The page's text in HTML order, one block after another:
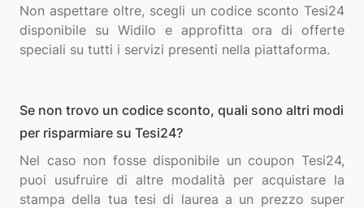
Non aspettare oltre, scegli un codice sconto Tesi24
disponibile su Widilo e approfitta ora di offerte
Se non trovo un codice sconto, quali sono altri modi
per risparmiare su Tesi24?
Nel caso non fosse disponibile un coupon Tesi24,
puoi usufruire di altre modalità per acquistare la
stampa della tua tesi di laurea a un prezzo super